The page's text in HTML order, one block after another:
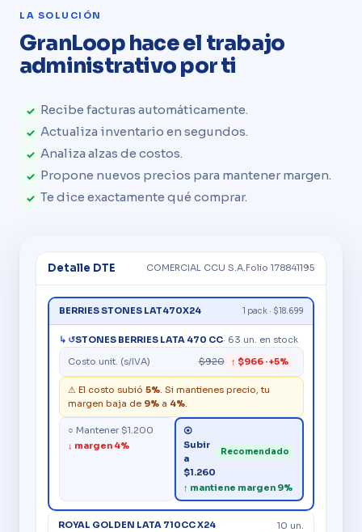
LA SOLUCIÓN
GranLoop hace el trabajo
administrativo por ti
✓ Recibe facturas automáticamente.
✓ Actualiza inventario en segundos.
✓ Analiza alzas de costos.
✓ Propone nuevos precios para mantener margen.
✓ Te dice exactamente qué comprar.
Detalle DTE COMERCIAL CCU S.A.Folio 178841195
BERRIES STONES LAT470X24 1 pack · $18.699
↳ ↺STONES BERRIES LATA 470 CC· 63 un. en stock
Costo unit. (s/IVA)
$920 ↑ $966 · +5%
⚠ El costo subió 5%. Si mantienes precio, tu
margen baja de 9%a 4%.
○ Mantener $1.200
↓ margen 4%
⦿
Subir
a
$1.260
Recomendado
↑ mantiene margen 9%
ROYAL GOLDEN LATA 710CC X24
10 un.